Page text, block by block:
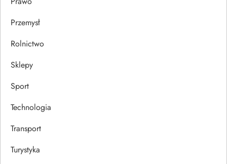
Przemysł
Rolnictwo
Sklepy
Sport
Technologia
Transport
Turystyka